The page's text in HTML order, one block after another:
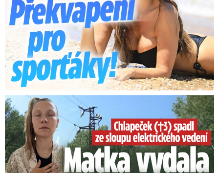
Smrtelný pád chlapce: Matka vydala vyjádření na 16 stran